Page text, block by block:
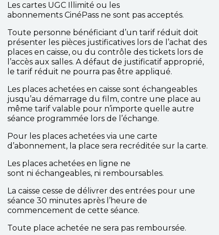
Les cartes UGC Illimité ou les
abonnements CinéPass ne sont pas acceptés.
Toute personne bénéficiant d’un tarif réduit doit
présenter les pièces justificatives lors de l’achat des
places en caisse, ou du contrôle des tickets lors de
l’accès aux salles. A défaut de justificatif approprié,
le tarif réduit ne pourra pas être appliqué.
Les places achetées en caisse sont échangeables
jusqu’au démarrage du film, contre une place au
même tarif valable pour n’importe quelle autre
séance programmée lors de l’échange.
Pour les places achetées via une carte
d’abonnement, la place sera recréditée sur la carte.
Les places achetées en ligne ne
sont ni échangeables, ni remboursables.
La caisse cesse de délivrer des entrées pour une
séance 30 minutes après l’heure de
commencement de cette séance.
Toute place achetée ne sera pas remboursée.